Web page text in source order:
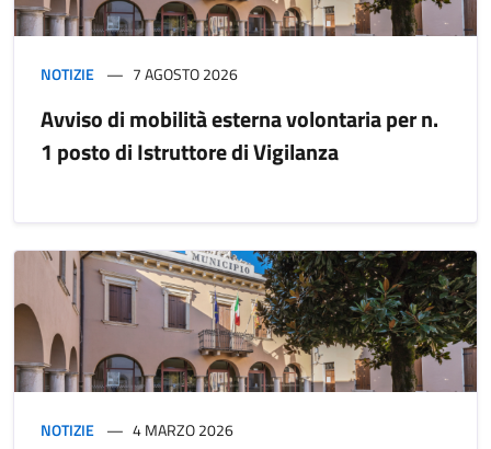
NOTIZIE 7 AGOSTO 2026
Avviso di mobilità esterna volontaria per n.
1 posto di Istruttore di Vigilanza
NOTIZIE 4 MARZO 2026